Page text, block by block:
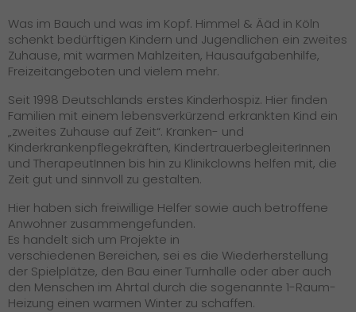
Was im Bauch und was im Kopf. Himmel & Ääd in Köln
schenkt bedürftigen Kindern und Jugendlichen ein zweites
Zuhause, mit warmen Mahlzeiten, Hausaufgabenhilfe,
Freizeitangeboten und vielem mehr.
Seit 1998 Deutschlands erstes Kinderhospiz. Hier finden
Familien mit einem lebensverkürzend erkrankten Kind ein
„zweites Zuhause auf Zeit“. Kranken- und
Kinderkrankenpflegekräften, KindertrauerbegleiterInnen
und TherapeutInnen bis hin zu Klinikclowns helfen mit, die
Zeit gut und sinnvoll zu gestalten.
Hier haben sich freiwillige Helfer sowie auch betroffene
Anwohner zusammengefunden.
Es handelt sich um Projekte in
verschiedenen Bereichen, sei es die Wiederherstellung
der Spielplätze, den Bau einer Turnhalle oder aber auch
den Menschen im Ahrtal durch die sogenannte 1-Raum-
Heizung einen warmen Winter zu schaffen.